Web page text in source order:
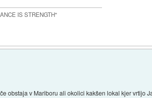
IS STRENGTH"
obstaja v Mariboru ali okolici kakšen lokal kjer vrtijo